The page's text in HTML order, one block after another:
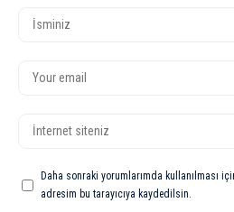
Daha sonraki yorumlarımda kullanılması
adresim bu tarayıcıya kaydedilsin.